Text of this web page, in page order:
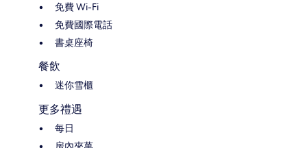
免費 Wi-Fi
免費國際電話
書桌座椅
餐飲
迷你雪櫃
更多禮遇
每日